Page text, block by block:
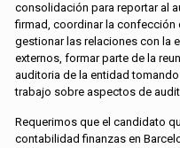
consolidación para reportar al
firmad, coordinar la confección
gestionar las relaciones con la
externos, formar parte de la
auditoria de la entidad
trabajo sobre aspectos de
Requerimos que el candidato
contabilidad finanzas en